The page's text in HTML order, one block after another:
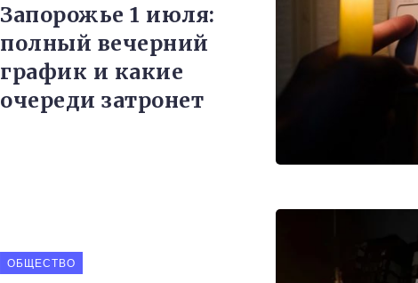
Запорожье 1 июля:
полный вечерний
график и какие
очереди затронет
ОБЩЕСТВО